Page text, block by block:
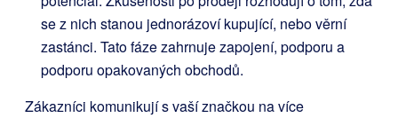
se z nich stanou jednorázoví kupující, nebo věrní
zastánci. Tato fáze zahrnuje zapojení, podporu a
podporu opakovaných obchodů.
Zákazníci komunikují s vaší značkou na více